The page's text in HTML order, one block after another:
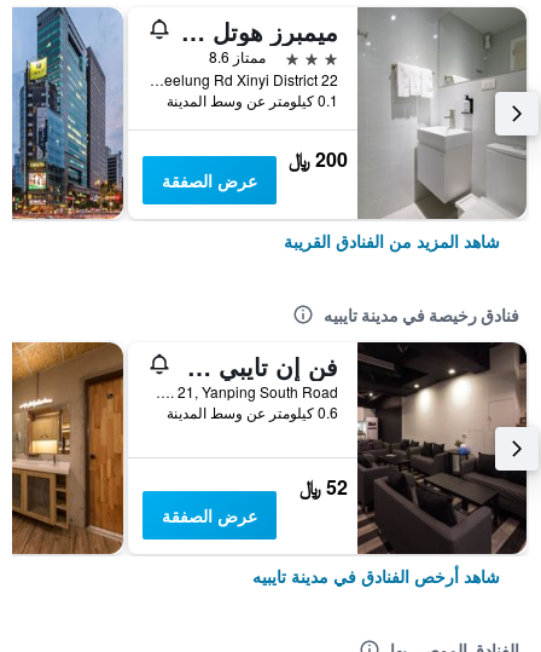
ميمبرز هوتل آت تايباي 101
3 نجوم
ممتاز 8.6
22 Section 2, Keelung Rd Xinyi District, مدينة تايبيه, تايوان
0.1 كيلومتر عن وسط المدينة
200 ﷼
عرض الصفقة
شاهد المزيد من الفنادق القريبة
فنادق رخيصة في مدينة تايبيه
فن إن تايبي هوستل
2F, No. 21, Yanping South Road, مدينة تايبيه, تايوان
0.6 كيلومتر عن وسط المدينة
52 ﷼
عرض الصفقة
شاهد أرخص الفنادق في مدينة تايبيه